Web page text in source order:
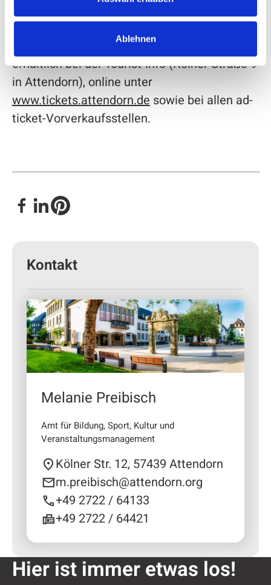
Ablehnen
erhältlich
Karten für alle Veranstaltungen sind ab sofort
erhältlich bei der Tourist-Info (Kölner Straße 9
in Attendorn), online unter
www.tickets.attendorn.de sowie bei allen ad-
ticket-Vorverkaufsstellen.
Kontakt
Melanie Preibisch
Amt für Bildung, Sport, Kultur und
Veranstaltungsmanagement
Kölner Str. 12, 57439 Attendorn
m.preibisch@attendorn.org
+49 2722 / 64133
+49 2722 / 64421
Hier ist immer etwas los!